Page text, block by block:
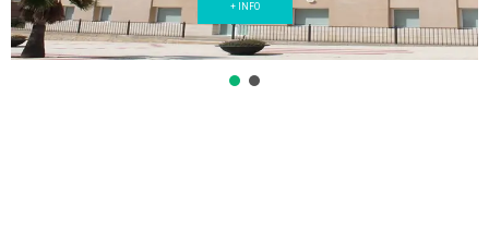
+ INFO